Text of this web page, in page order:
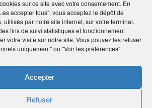
sur ce site avec votre consentement. En
accepter tous", vous acceptez le dépôt de
utilisés par notre site internet, sur votre terminal.
fins de suivi statistiques et fonctionnement
votre visite sur notre site. Vous pouvez les refuser
uniquement" ou "Voir les préférences"
Accepter
Refuser
savoir plus,
le 0970 808
non surtaxé)